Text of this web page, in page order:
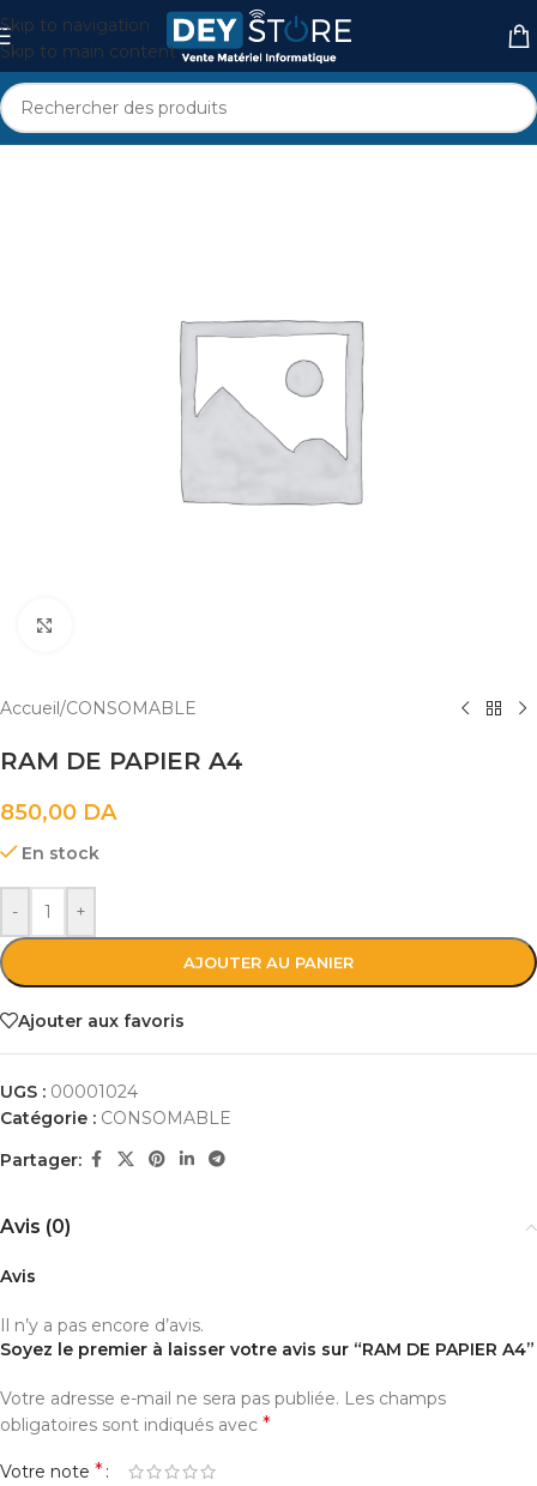
Skip to navigation
Skip to main content
Accueil/CONSOMABLE
RAM DE PAPIER A4
850,00 DA
En stock
- +
AJOUTER AU PANIER
Ajouter aux favoris
UGS : 00001024
Catégorie : CONSOMABLE
Partager:
Avis (0)
Avis
Il n’y a pas encore d’avis.
Soyez le premier à laisser votre avis sur “RAM DE PAPIER A4”
Votre adresse e-mail ne sera pas publiée. Les champs
obligatoires sont indiqués avec *
Votre note *